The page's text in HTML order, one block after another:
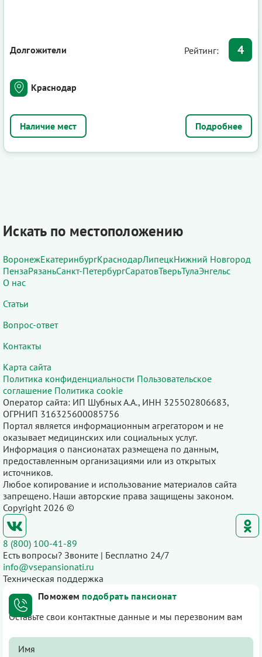
Долгожители Рейтинг: 4
Краснодар
Подробнее
Искать по местоположению
ВоронежЕкатеринбургКраснодарЛипецкНижний Новгород
ПензаРязаньСанкт-ПетербургСаратовТверьТулаЭнгельс
О нас
Статьи
Вопрос-ответ
Контакты
Карта сайта
Политика конфиденциальности Пользовательское
соглашение Политика cookie
Оператор сайта: ИП Шубных А.А., ИНН 325502806683,
ОГРНИП 316325600085756
Портал является информационным агрегатором и не
оказывает медицинских или социальных услуг.
Информация о пансионатах размещена по данным,
предоставленным организациями или из открытых
источников.
Любое копирование и использование материалов сайта
запрещено. Наши авторские права защищены законом.
Copyright 2026 ©
8 (800) 100-41-89
Есть вопросы? Звоните | Бесплатно 24/7
info@vsepansionati.ru
Техническая поддержка
Поможем подобрать пансионат
Оставьте свои контактные данные и мы перезвоним вам